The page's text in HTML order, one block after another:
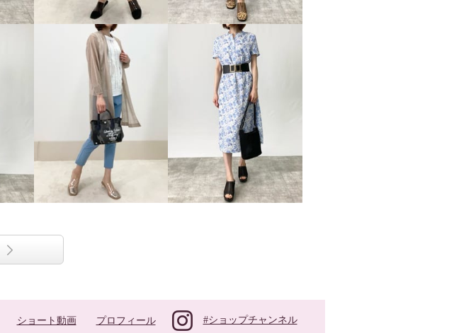
ショート動画 プロフィール #ショップチャンネル